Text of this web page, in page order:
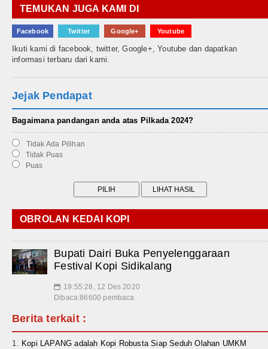
TEMUKAN JUGA KAMI DI
Facebook Twitter Google+ Youtube
Ikuti kami di facebook, twitter, Google+, Youtube dan dapatkan
informasi terbaru dari kami.
Jejak Pendapat
Bagaimana pandangan anda atas Pilkada 2024?
Tidak Ada Pilihan
Tidak Puas
Puas
OBROLAN KEDAI KOPI
Bupati Dairi Buka Penyelenggaraan
Festival Kopi Sidikalang
📅 19:55:28, 12 Des 2020
Dibaca:86600 pembaca
Berita terkait :
Kopi LAPANG adalah Kopi Robusta Siap Seduh Olahan UMKM